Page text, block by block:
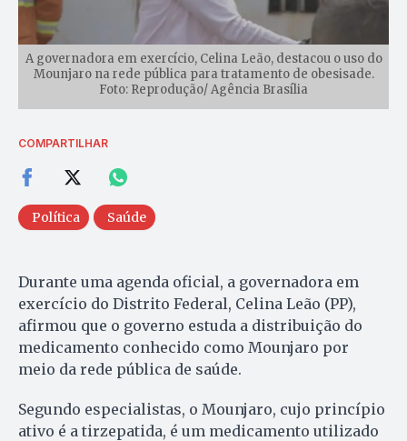
A governadora em exercício, Celina Leão, destacou o uso do
Mounjaro na rede pública para tratamento de obesisade.
Foto: Reprodução/ Agência Brasília
COMPARTILHAR
Política Saúde
Durante uma agenda oficial, a governadora em
exercício do Distrito Federal, Celina Leão (PP),
afirmou que o governo estuda a distribuição do
medicamento conhecido como Mounjaro por
meio da rede pública de saúde.
Segundo especialistas, o Mounjaro, cujo princípio
ativo é a tirzepatida, é um medicamento utilizado